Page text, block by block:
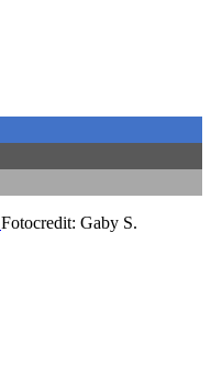
Fotocredit: Gaby S.